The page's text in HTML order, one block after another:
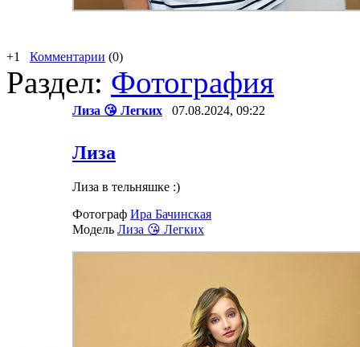
+1 Комментарии (0)
Раздел: Фотография
Лиза 😘 Легких 07.08.2024, 09:22
Лиза
Лиза в тельняшке :)
Фотограф Ира Бачинская
Модель Лиза 😘 Легких